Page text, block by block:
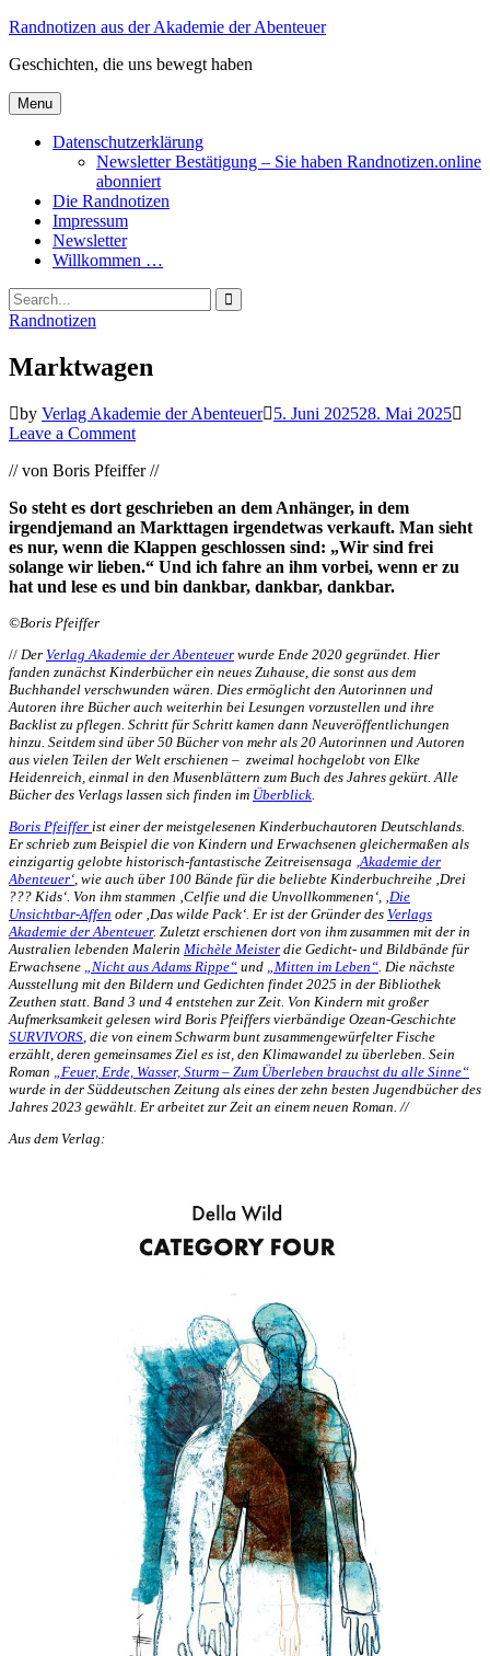
Skip
content
Randnotizen aus der Akademie der Abenteuer
Geschichten, die uns bewegt haben
Menu
Datenschutzerklärung
Newsletter Bestätigung – Sie haben Randnotizen.online
abonniert
Die Randnotizen
Impressum
Newsletter
Willkommen …
Search
for:
Search
Categories
Randnotizen
Marktwagen
by Verlag Akademie der Abenteuer 5. Juni 202528. Mai 2025
Leave a Commenton
// von Boris Pfeiffer //
So steht es dort geschrieben an dem Anhänger, in dem
irgendjemand an Markttagen irgendetwas verkauft. Man sieht
es nur, wenn die Klappen geschlossen sind: „Wir sind frei
solange wir lieben.“ Und ich fahre an ihm vorbei, wenn er zu
hat und lese es und bin dankbar, dankbar, dankbar.
©Boris Pfeiffer
// Der Verlag Akademie der Abenteuer wurde Ende 2020 gegründet. Hier
fanden zunächst Kinderbücher ein neues Zuhause, die sonst aus dem
Buchhandel verschwunden wären. Dies ermöglicht den Autorinnen und
Autoren ihre Bücher auch weiterhin bei Lesungen vorzustellen und ihre
Backlist zu pflegen. Schritt für Schritt kamen dann Neuveröffentlichungen
hinzu. Seitdem sind über 50 Bücher von mehr als 20 Autorinnen und Autoren
aus vielen Teilen der Welt erschienen – zweimal hochgelobt von Elke
Heidenreich, einmal in den Musenblättern zum Buch des Jahres gekürt. Alle
Bücher des Verlags lassen sich finden im Überblick
Boris Pfeiffer ist einer der meistgelesenen Kinderbuchautoren Deutschlands.
Er schrieb zum Beispiel die von Kindern und Erwachsenen gleichermaßen als
einzigartig gelobte historisch-fantastische Zeitreisensaga ‚Akademie der
Abenteuer‘ , wie auch über 100 Bände für die beliebte Kinderbuchreihe ‚Drei
??? Kids‘. Von ihm stammen ‚Celfie und die Unvollkommenen‘, ‚ Die
Unsichtbar-Affen oder ‚Das wilde Pack‘. Er ist der Gründer des Verlags
Akademie der Abenteuer. Zuletzt erschienen dort von ihm zusammen mit der in
Australien lebenden Malerin Michèle Meister die Gedicht- und Bildbände für
Erwachsene
„Nicht aus Adams Rippe“ und „Mitten im Leben“ . Die nächste
Ausstellung mit den Bildern und Gedichten findet 2025 in der Bibliothek
Zeuthen statt. Band 3 und 4 entstehen zur Zeit. Von Kindern mit großer
Aufmerksamkeit gelesen wird Boris Pfeiffers vierbändige Ozean-Geschichte
SURVIVORS die von einem Schwarm bunt zusammengewürfelter Fische
erzählt, deren gemeinsames Ziel es ist, den Klimawandel zu überleben. Sein
Roman
„Feuer, Erde, Wasser, Sturm – Zum Überleben brauchst du alle Sinne“
wurde in der Süddeutschen Zeitung als eines der zehn besten Jugendbücher des
Jahres 2023 gewählt. Er arbeitet zur Zeit an einem neuen Roman. //
Aus dem Verlag: